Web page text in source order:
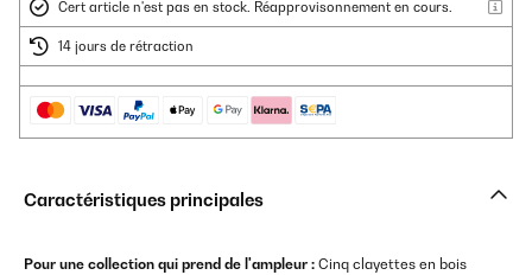
Cert article n'est pas en stock. Réapprovisonnement en cours.
14 jours de rétraction
Caractéristiques principales
Pour une collection qui prend de l'ampleur : Cinq clayettes en bois